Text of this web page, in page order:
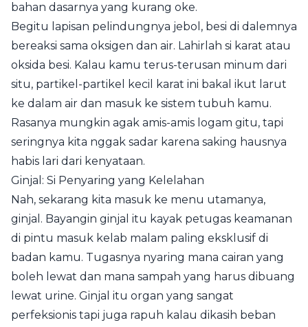
bahan dasarnya yang kurang oke.
Begitu lapisan pelindungnya jebol, besi di dalemnya
bereaksi sama oksigen dan air. Lahirlah si karat atau
oksida besi. Kalau kamu terus-terusan minum dari
situ, partikel-partikel kecil karat ini bakal ikut larut
ke dalam air dan masuk ke sistem tubuh kamu.
Rasanya mungkin agak amis-amis logam gitu, tapi
seringnya kita nggak sadar karena saking hausnya
habis lari dari kenyataan.
Ginjal: Si Penyaring yang Kelelahan
Nah, sekarang kita masuk ke menu utamanya,
ginjal. Bayangin ginjal itu kayak petugas keamanan
di pintu masuk kelab malam paling eksklusif di
badan kamu. Tugasnya nyaring mana cairan yang
boleh lewat dan mana sampah yang harus dibuang
lewat urine. Ginjal itu organ yang sangat
perfeksionis tapi juga rapuh kalau dikasih beban